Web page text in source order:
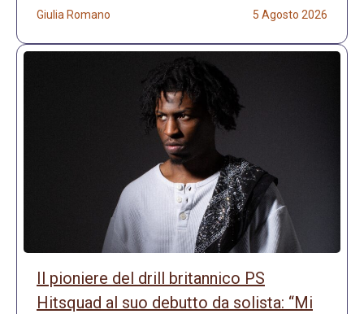
Giulia Romano 5 Agosto 2026
Il pioniere del drill britannico PS
Hitsquad al suo debutto da solista: “Mi